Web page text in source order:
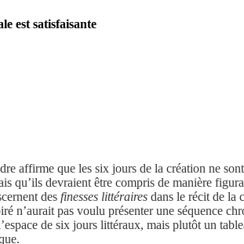
est satisfaisante
affirme que les six jours de la création ne
qu’ils devraient être compris de manière
des finesses littéraires dans le récit de la
n’aurait pas voulu présenter une séquence
de six jours littéraux, mais plutôt un